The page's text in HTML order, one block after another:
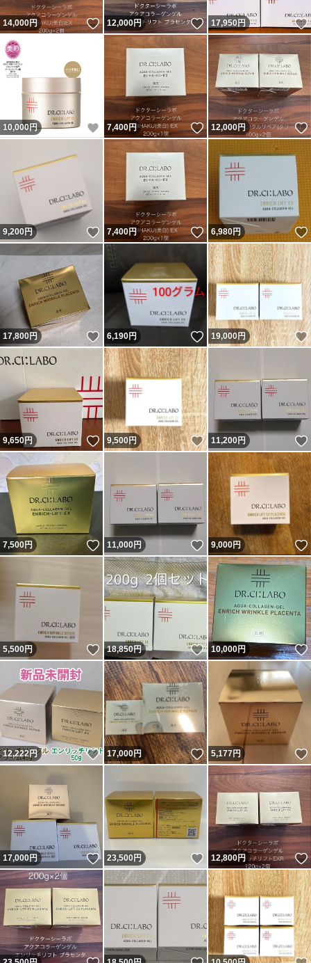
14,000円 いいね！
12,000円 いいね！
17,950円
10,000円 いいね！
7,400円 いいね！
12,000円
9,200円 いいね！
7,400円 いいね！
6,980円
17,800円 いいね！
6,190円 いいね！
19,000円
9,650円 いいね！
9,500円 いいね！
11,200円
7,500円 いいね！
11,000円 いいね！
9,000円
5,500円 いいね！
18,850円 いいね！
10,000円
12,222円 いいね！
17,000円 いいね！
5,177円
17,000円 いいね！
23,500円 いいね！
12,800円